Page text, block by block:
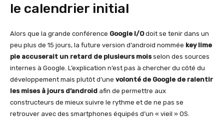
le calendrier initial
Alors que la grande conférence Google I/Odoit se tenir dans un
peu plus de 15 jours, la future version d’android nommée key lime
pie accuserait un retard de plusieurs moisselon des sources
internes à Google. L’explication n’est pas à chercher du côté du
développement mais plutôt d’une volonté de Google de ralentir
les mises à jours d’android afin de permettre aux
constructeurs de mieux suivre le rythme et de ne pas se
retrouver avec des smartphones équipés d’un « vieil » OS.